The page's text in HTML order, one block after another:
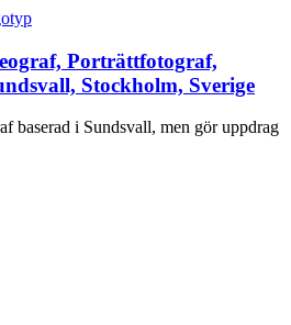
Porträttfotograf,
Stockholm, Sverige
baserad i Sundsvall, men gör uppdrag